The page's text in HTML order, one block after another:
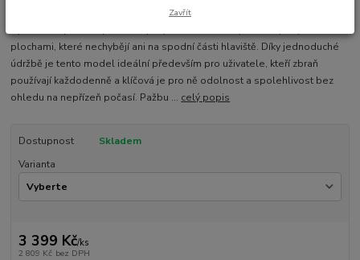
plochami, které nechybějí ani na spodní části hlaviště. Díky jednoduché
údržbě je tento model ideální především pro uživatele, kteří zbraň
používají každodenně a klíčová je pro ně odolnost a spolehlivost bez
ohledu na nepřízeň počasí. Pažbu ... celý popis
Dostupnost
Skladem
Varianta
3 399 Kč/ks
2 809 Kč bez DPH
Zavřít